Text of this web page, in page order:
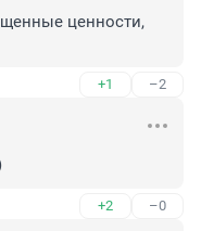
ценности,
+1 –2
+2 –0